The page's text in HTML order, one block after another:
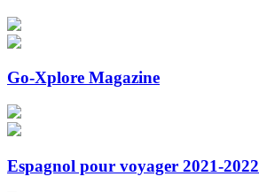
Go-Xplore Magazine
Espagnol pour voyager 2021-2022